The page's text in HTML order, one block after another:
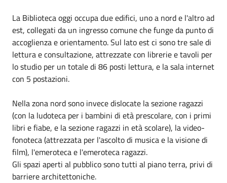
La Biblioteca oggi occupa due edifici, uno a nord e l'altro ad
est, collegati da un ingresso comune che funge da punto di
accoglienza e orientamento. Sul lato est ci sono tre sale di
lettura e consultazione, attrezzate con librerie e tavoli per
lo studio per un totale di 86 posti lettura, e la sala internet
con 5 postazioni.
Nella zona nord sono invece dislocate la sezione ragazzi
(con la ludoteca per i bambini di età prescolare, con i primi
libri e fiabe, e la sezione ragazzi in età scolare), la video-
fonoteca (attrezzata per l'ascolto di musica e la visione di
film), l'emeroteca e l'emeroteca ragazzi.
Gli spazi aperti al pubblico sono tutti al piano terra, privi di
barriere architettoniche.